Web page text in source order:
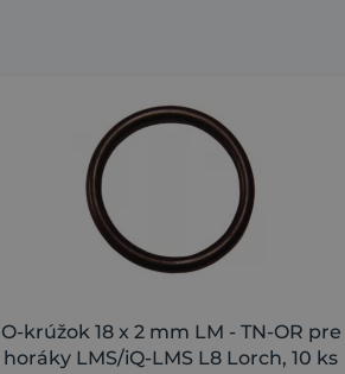
O-krúžok 18 x 2 mm LM - TN-OR pre
horáky LMS/iQ-LMS L8 Lorch, 10 ks